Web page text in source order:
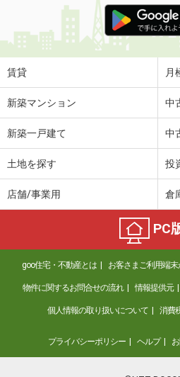
賃貸 月
新築マンション 中
新築一戸建て 中
土地を探す 投
店舗/事業用 倉
PC
goo住宅・不動産とは お客さまご利用端
物件に関するお問合せの流れ 情報提供元
個人情報の取り扱いについて 消費
プライバシーポリシー ヘルプ